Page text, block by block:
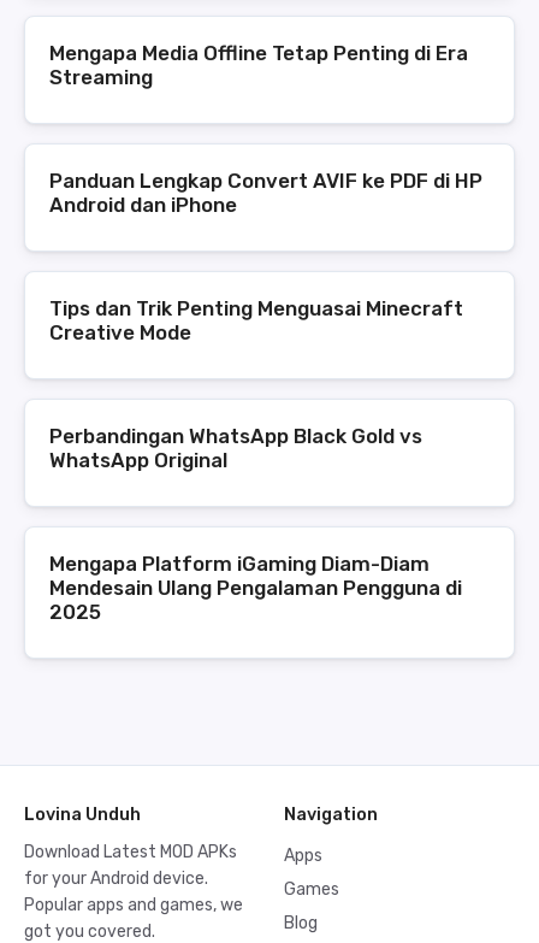
Mengapa Media Offline Tetap Penting di Era
Streaming
Panduan Lengkap Convert AVIF ke PDF di HP
Android dan iPhone
Tips dan Trik Penting Menguasai Minecraft
Creative Mode
Perbandingan WhatsApp Black Gold vs
WhatsApp Original
Mengapa Platform iGaming Diam-Diam
Mendesain Ulang Pengalaman Pengguna di
2025
Lovina Unduh
Download Latest MOD APKs
for your Android device.
Popular apps and games, we
got you covered.
Navigation
Apps
Games
Blog